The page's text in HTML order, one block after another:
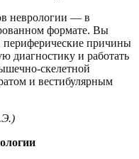
неврологии — в
формате. Вы
периферические причины
диагностику и работать
скелетной
и вестибулярным